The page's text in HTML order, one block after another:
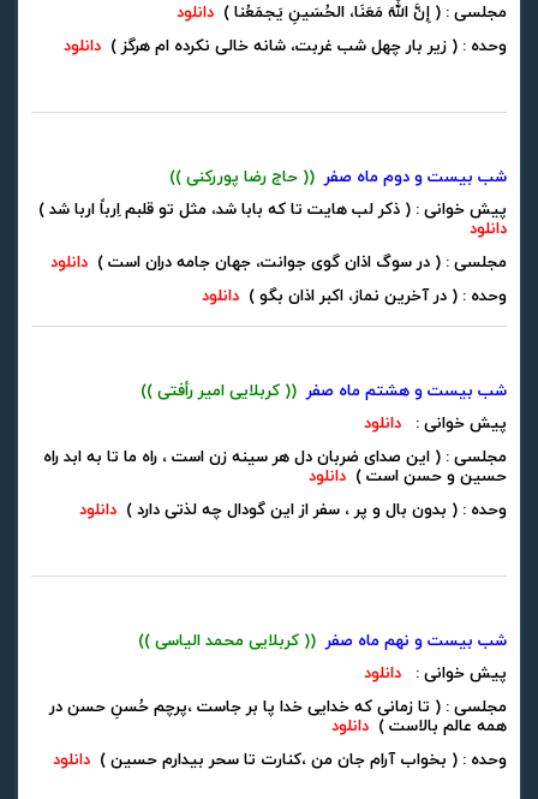
مجلسی : ( إِنَّ اللَّهَ مَعَنَا، الحُسَينِ يَجمَعُنا ) دانلود
وحده : ( زیر بار چهل شب غربت، شانه خالی نکرده ام هرگز ) دانلود
شب بیست و دوم ماه صفر (( حاج رضا پوررکنی ))
پیش خوانی : ( ذکر لب هایت تا که بابا شد، مثل تو قلبم اِرباً اربا شد )
دانلود
مجلسی : ( در سوگ اذان گوی جوانت، جهان جامه دران است ) دانلود
وحده : ( در آخرین نماز، اکبر اذان بگو ) دانلود
شب بیست و هشتم ماه صفر (( کربلایی امیر رأفتی ))
پیش خوانی : دانلود
مجلسی : ( این صدای ضربان دل هر سینه زن است ، راه ما تا به ابد راه
حسین و حسن است ) دانلود
وحده : ( بدون بال و پر ، سفر از این گودال چه لذتی دارد ) دانلود
شب بیست و نهم ماه صفر (( کربلایی محمد الیاسی ))
پیش خوانی : دانلود
مجلسی : ( تا زمانی که خدایی خدا پا بر جاست ،پرچم حُسنِ حسن در
همه عالم بالاست ) دانلود
وحده : ( بخواب آرام جان من ،کنارت تا سحر بیدارم حسین ) دانلود